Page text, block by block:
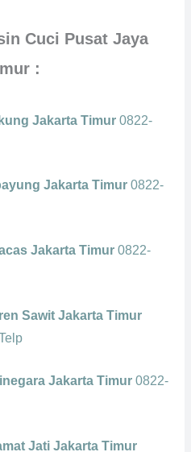
Cuci Pusat Jaya
:
Jakarta Timur 0822-
Jakarta Timur 0822-
Jakarta Timur 0822-
Sawit Jakarta Timur
Jakarta Timur 0822-
Jati Jakarta Timur